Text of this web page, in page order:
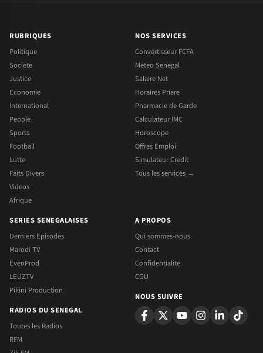
RUBRIQUES
Politique
Societe
Justice
Economie
International
People
Sports
Football
Lutte
Faits Divers
Videos
Afrique
NOS SERVICES
Convertisseur FCFA
Meteo Senegal
Salaire Net
Horaires Priere
Pharmacie de Garde
Calculateur IMC
Horoscope
Offres Emploi
Simulateur Credit
Tous les services →
SERIES SENEGALAISES
Derniers Episodes
Marodi TV
EvenProd
LEUZTV
Pikini Production
RADIOS DU SENEGAL
Toutes les Radios
RFM
A PROPOS
Qui sommes-nous
Contact
Confidentialite
CGU
NOUS SUIVRE